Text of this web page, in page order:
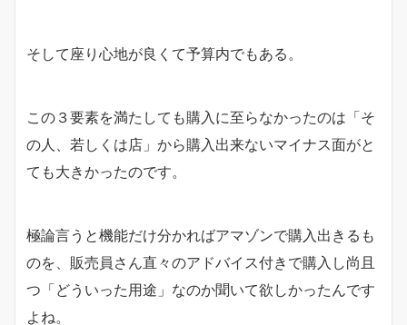
そして座り心地が良くて予算内でもある。
この３要素を満たしても購入に至らなかったのは「そ
の人、若しくは店」から購入出来ないマイナス面がと
ても大きかったのです。
極論言うと機能だけ分かればアマゾンで購入出きるも
のを、販売員さん直々のアドバイス付きで購入し尚且
つ「どういった用途」なのか聞いて欲しかったんです
よね。